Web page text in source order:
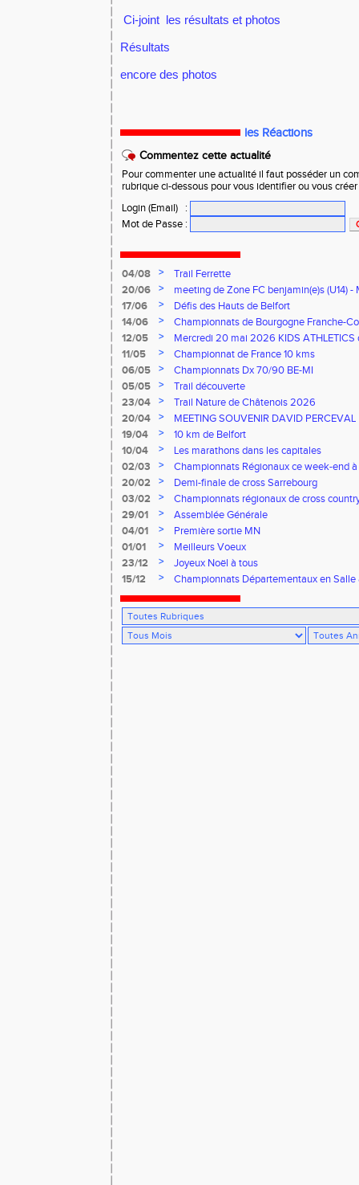
Ci-joint les résultats et photos
Résultats
encore des photos
les Réactions
Commentez cette actualité
Pour commenter une actualité il faut posséder un
rubrique ci-dessous pour vous identifier ou vous
Login (Email)
:
Mot de Passe :
04/08 >
Trail Ferrette
20/06
>
meeting de Zone FC benjamin(e)s (U14) -
17/06
>
Défis des Hauts de Belfort
14/06
>
Championnats de Bourgogne Franche-
Florentin, le 14 juin 2026
12/05 >
Mercredi 20 mai 2026 KIDS ATHLETICS
11/05
>
Championnat de France 10 kms
06/05
>
Championnats Dx 70/90 BE-MI
05/05
>
Trail découverte
23/04
>
Trail Nature de Châtenois 2026
20/04
>
MEETING SOUVENIR DAVID PERCEVAL
19/04
>
10 km de Belfort
10/04
>
Les marathons dans les capitales
02/03
>
Championnats Régionaux ce week-end
20/02
>
Demi-finale de cross Sarrebourg
03/02
>
Championnats régionaux de cross
29/01
>
Assemblée Générale
04/01
>
Première sortie MN
01/01
>
Meilleurs Voeux
23/12
>
Joyeux Noël à tous
15/12
> Championnats Départementaux en Salle